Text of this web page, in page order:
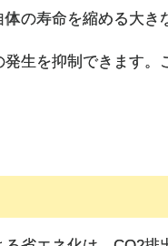
の寿命を縮める大き
生を抑制できます。